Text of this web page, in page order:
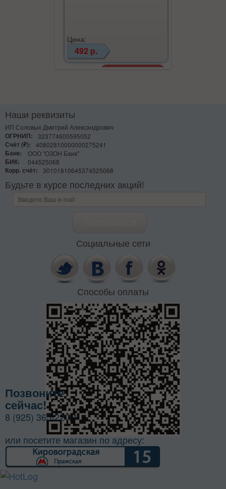
Цена:
492 р.
Наши реквизиты
ИП Соловых Дмитрий Александрович
ОГРНИП:
323774600595052
Счёт (₽):
40802810000000275241
Банк:
ООО "ОЗОН Банк"
БИК:
044525068
Корр. счёт:
30101810645374525068
Будьте в курсе последних акций!
Социальные сети
Способы оплаты
Позвоните
сейчас!
8 (925) 365-22-11
или посетите магазин по адресу: